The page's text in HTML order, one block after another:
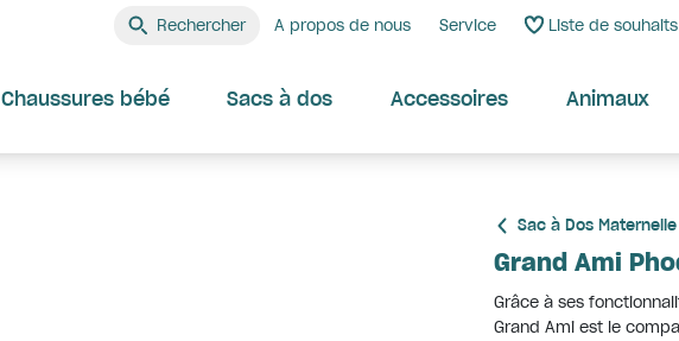
Rechercher A propos de nous Service Liste de souhaits
Chaussures bébé Sacs à dos Accessoires Animaux
Sac à Dos Maternelle
Grand Ami
Grâce à ses
Grand Ami est le